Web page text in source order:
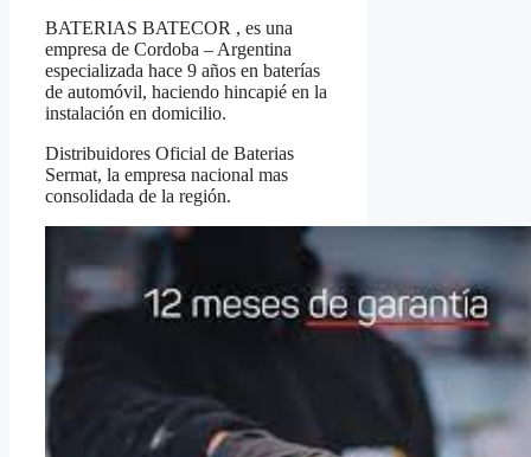
BATERIAS BATECOR , es una
empresa de Cordoba – Argentina
especializada hace 9 años en baterías
de automóvil, haciendo hincapié en la
instalación en domicilio.
Distribuidores Oficial de Baterias
Sermat, la empresa nacional mas
consolidada de la región.